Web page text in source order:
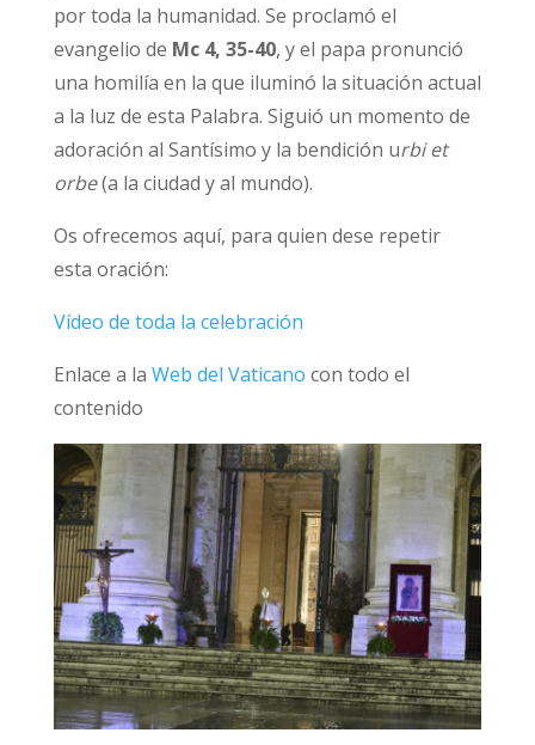
por toda la humanidad. Se proclamó el
evangelio de Mc 4, 35-40, y el papa pronunció
una homilía en la que iluminó la situación actual
a la luz de esta Palabra. Siguió un momento de
adoración al Santísimo y la bendición urbi et
orbe(a la ciudad y al mundo).
Os ofrecemos aquí, para quien dese repetir
esta oración:
Vídeo de toda la celebración
Enlace a la Web del Vaticano con todo el
contenido